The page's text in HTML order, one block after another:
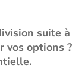
suite à
vos options ?